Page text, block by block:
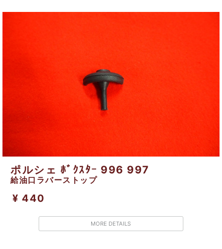
ポルシェ ﾎﾞｸｽﾀｰ 996 997
給油口ラバーストップ
¥ 440
MORE DETAILS